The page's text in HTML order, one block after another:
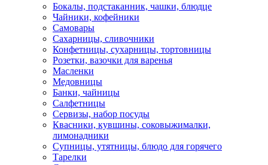
Бокалы, подстаканник, чашки, блюдце
Чайники, кофейники
Самовары
Сахарницы, сливочники
Конфетницы, сухарницы, тортовницы
Розетки, вазочки для варенья
Масленки
Медовницы
Банки, чайницы
Салфетницы
Сервизы, набор посуды
Квасники, кувшины, соковыжималки,
лимонадники
Супницы, утятницы, блюдо для горячего
Тарелки